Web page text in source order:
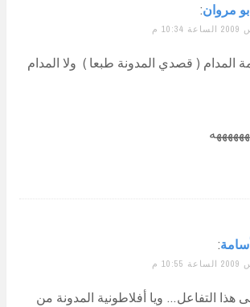
مروان:
المدام ( قصدي المدونة طبعا ) ولا المدام
:
التفاعل… ويا أفلاطونية المدونة من